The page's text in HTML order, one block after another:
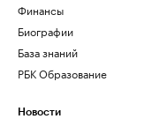
Финансы
Биографии
База знаний
РБК Образование
Новости